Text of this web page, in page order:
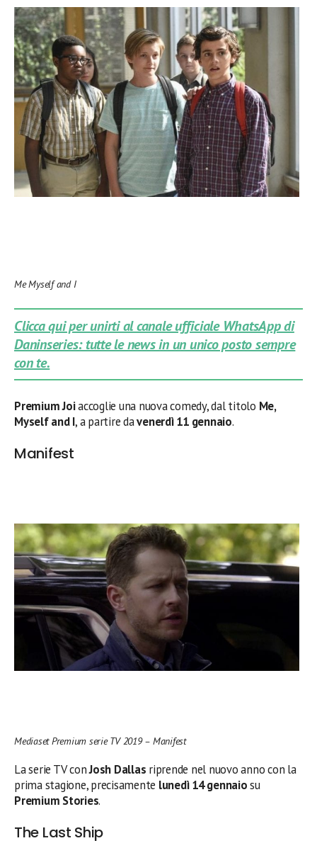
Me Myself and I
Clicca qui per unirti al canale ufficiale WhatsApp di
Daninseries: tutte le news in un unico posto sempre
con te.
Premium Joiaccoglie una nuova comedy, dal titolo Me,
Myself and I, a partire davenerdì 11 gennaio.
Manifest
Mediaset Premium serie TV 2019 – Manifest
La serie TV conJosh Dallas riprende nel nuovo anno con la
prima stagione, precisamente lunedì 14 gennaiosu
Premium Stories.
The Last Ship